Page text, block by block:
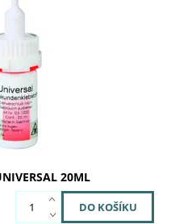
Dentalprodukte
20ML